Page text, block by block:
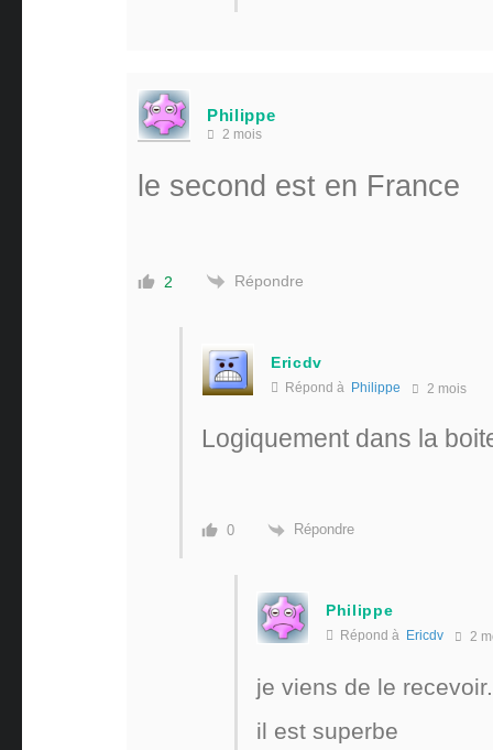
Philippe
2 mois
le second est en France
2 Répondre
Ericdv
Répond à Philippe 2 mois
Logiquement dans la
0 Répondre
Philippe
Répond à Ericdv 2
je viens de le recevoir.
il est superbe